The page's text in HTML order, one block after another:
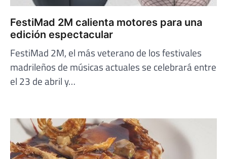
FestiMad 2M calienta motores para una
edición espectacular
FestiMad 2M, el más veterano de los festivales
madrileños de músicas actuales se celebrará entre
el 23 de abril y…